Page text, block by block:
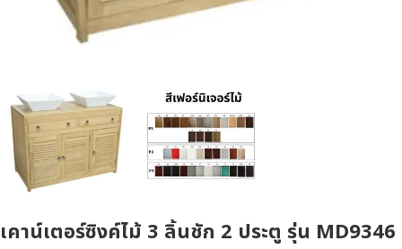
เคาน์เตอร์ซิงค์ไม้ 3 ลิ้นชัก 2 ประตู รุ่น MD9346